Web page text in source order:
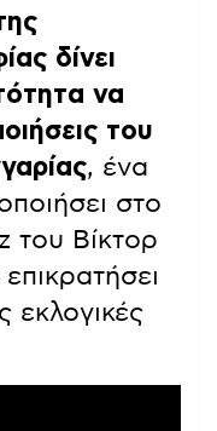
δίνει
να
του
, ένα
στο
του Βίκτορ
εκλογικές